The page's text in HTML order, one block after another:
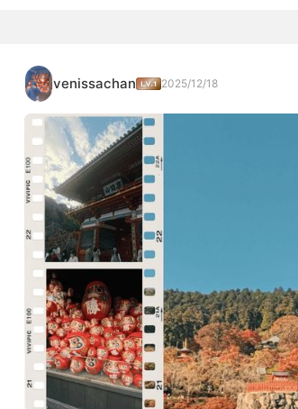
venissachan 2025/12/18